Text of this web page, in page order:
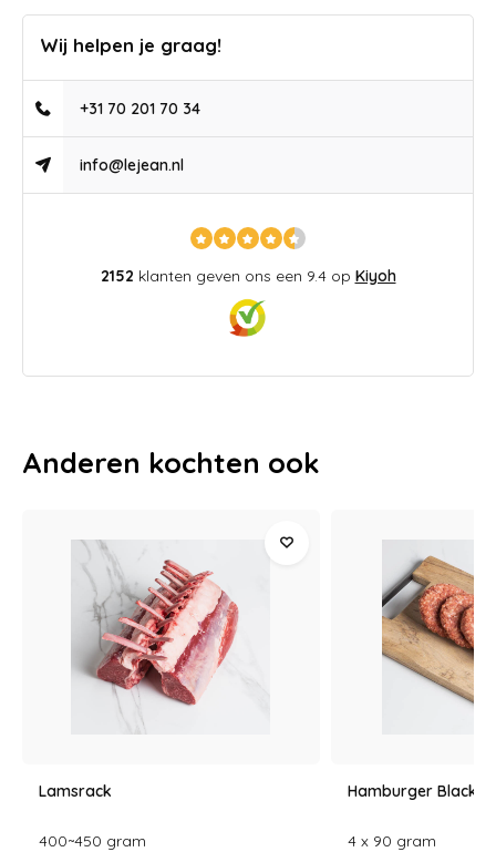
Wij helpen je graag!
+31 70 201 70 34
info@lejean.nl
2152 klanten geven ons een 9.4 op Kiyoh
Anderen kochten ook
Lamsrack
400~450 gram
Hamburger Black
4 x 90 gram